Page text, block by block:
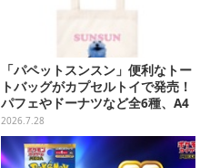
「パペットスンスン」便利なトー
トバッグがカプセルトイで発売！
パフェやドーナツなど全6種、A4
サイズがすっぽり入る大きさ
2026.7.28